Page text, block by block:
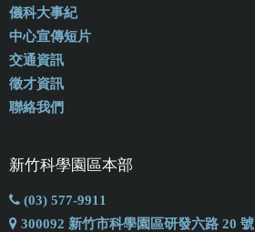
儀科大事紀
中心宣傳短片
交通資訊
徵才資訊
聯絡我們
新竹科學園區本部
(03) 577-9911
300092 新竹市科學園區研發六路 20 號